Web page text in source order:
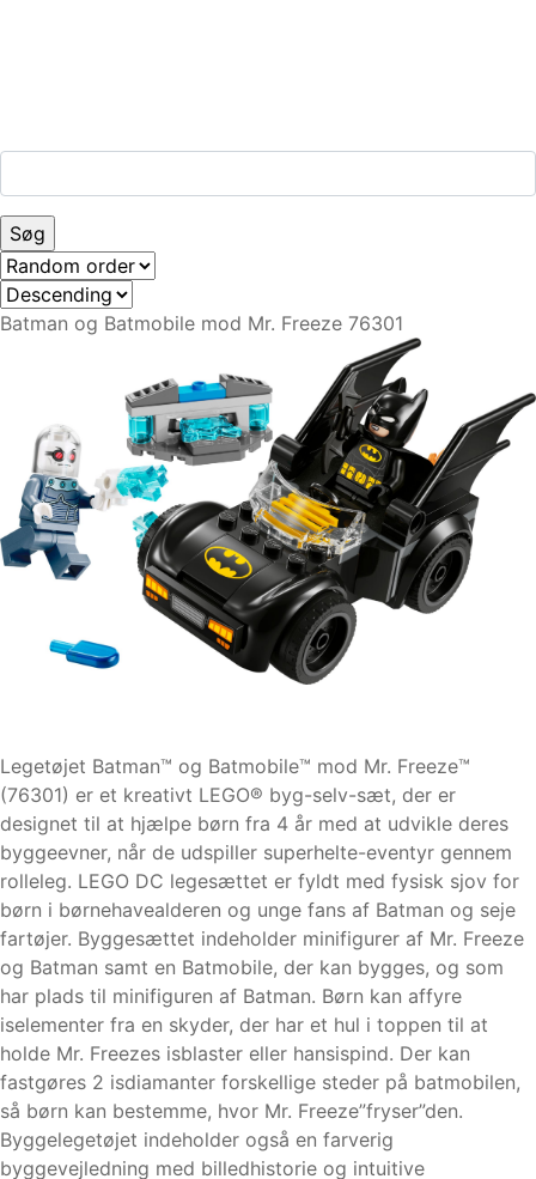
Batman og Batmobile mod Mr. Freeze 76301
Legetøjet Batman™ og Batmobile™ mod Mr. Freeze™
(76301) er et kreativt LEGO® byg-selv-sæt, der er
designet til at hjælpe børn fra 4 år med at udvikle deres
byggeevner, når de udspiller superhelte-eventyr gennem
rolleleg. LEGO DC legesættet er fyldt med fysisk sjov for
børn i børnehavealderen og unge fans af Batman og seje
fartøjer. Byggesættet indeholder minifigurer af Mr. Freeze
og Batman samt en Batmobile, der kan bygges, og som
har plads til minifiguren af Batman. Børn kan affyre
iselementer fra en skyder, der har et hul i toppen til at
holde Mr. Freezes isblaster eller hansispind. Der kan
fastgøres 2 isdiamanter forskellige steder på batmobilen,
så børn kan bestemme, hvor Mr. Freeze”fryser”den.
Byggelegetøjet indeholder også en farverig
byggevejledning med billedhistorie og intuitive